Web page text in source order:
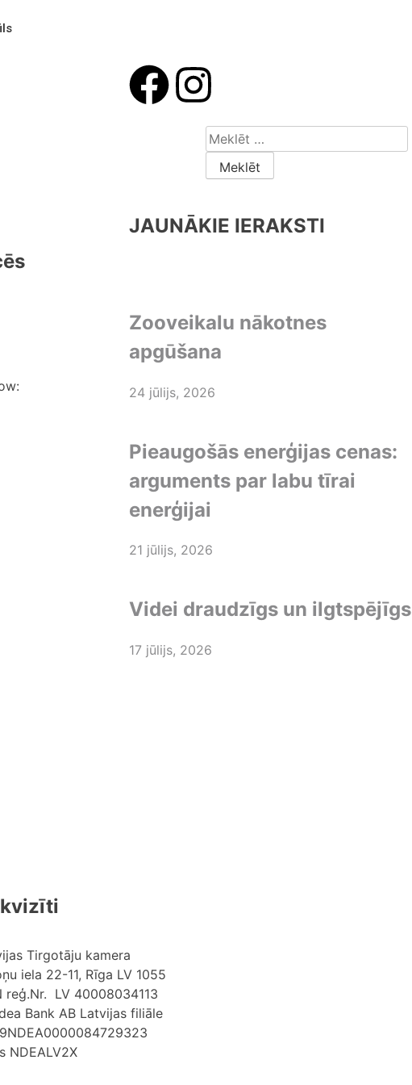
JAUNĀKIE IERAKSTI
Zooveikalu nākotnes
apgūšana
24 jūlijs, 2026
Pieaugošās enerģijas cenas:
arguments par labu tīrai
enerģijai
21 jūlijs, 2026
Videi draudzīgs un ilgtspējīgs
17 jūlijs, 2026
Tirgotāju kamera
iela 22-11, Rīga LV 1055
reģ.Nr. LV 40008034113
Bank AB Latvijas filiāle
NDEALV2X